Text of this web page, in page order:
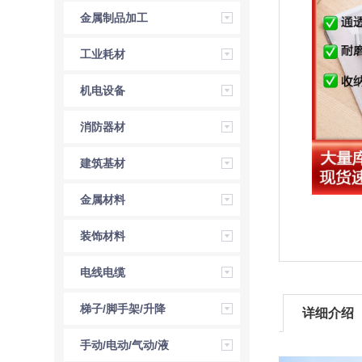
金属制品加工
工业耗材
机电设备
消防器材
建筑基材
金属材料
装饰材料
电线电缆
梯子/脚手架/升降
机
手动/电动/气动/液
详细介绍